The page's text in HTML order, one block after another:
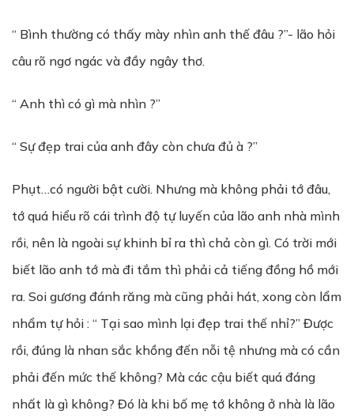
“ Bình thường có thấy mày nhìn anh thế đâu ?”- lão hỏi
câu rõ ngơ ngác và đầy ngây thơ.
“ Anh thì có gì mà nhìn ?”
“ Sự đẹp trai của anh đây còn chưa đủ à ?”
Phụt…có người bật cười. Nhưng mà không phải tớ đâu,
tớ quá hiểu rõ cái trình độ tự luyến của lão anh nhà mình
rồi, nên là ngoài sự khinh bỉ ra thì chả còn gì. Có trời mới
biết lão anh tớ mà đi tắm thì phải cả tiếng đồng hồ mới
ra. Soi gương đánh răng mà cũng phải hát, xong còn lẩm
nhẩm tự hỏi : “ Tại sao mình lại đẹp trai thế nhỉ?” Được
rồi, đúng là nhan sắc khồng đến nỗi tệ nhưng mà có cần
phải đến mức thế không? Mà các cậu biết quá đáng
nhất là gì không? Đó là khi bố mẹ tớ không ở nhà là lão